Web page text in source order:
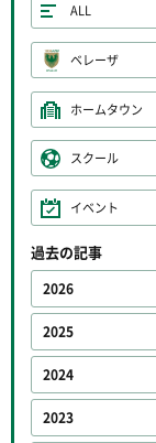
ALL
ベレーザ
ホームタウン
スクール
イベント
過去の記事
2026
2025
2024
2023